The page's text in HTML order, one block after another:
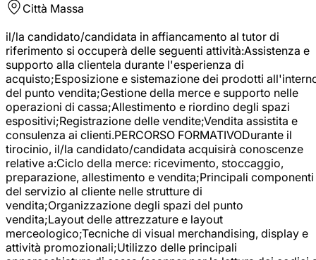
Città Massa
il/la candidato/candidata in affiancamento al tutor di
riferimento si occuperà delle seguenti attività:Assistenza e
supporto alla clientela durante l'esperienza di
acquisto;Esposizione e sistemazione dei prodotti
del punto vendita;Gestione della merce e supporto nelle
operazioni di cassa;Allestimento e riordino degli spazi
espositivi;Registrazione delle vendite;Vendita assistita e
consulenza ai clienti.PERCORSO FORMATIVODurante il
tirocinio, il/la candidato/candidata acquisirà conoscenze
relative a:Ciclo della merce: ricevimento, stoccaggio,
preparazione, allestimento e vendita;Principali componenti
del servizio al cliente nelle strutture di
vendita;Organizzazione degli spazi del punto
vendita;Layout delle attrezzature e layout
merceologico;Tecniche di visual merchandising, display e
attività promozionali;Utilizzo delle principali